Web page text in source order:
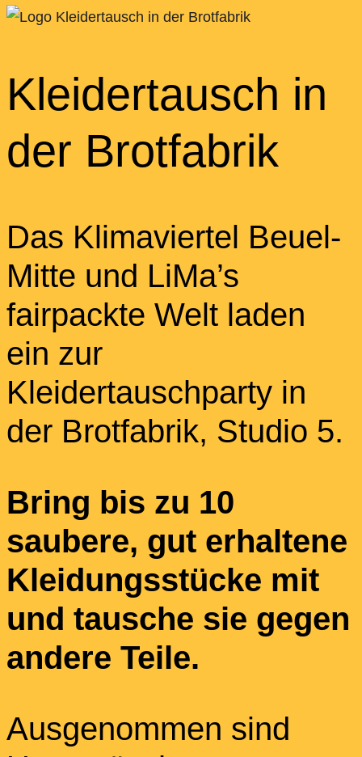
Kleidertausch in
der Brotfabrik
Das Klimaviertel Beuel-
Mitte und LiMa’s
fairpackte Welt laden
ein zur
Kleidertauschparty in
der Brotfabrik, Studio 5.
Bring bis zu 10
saubere, gut erhaltene
Kleidungsstücke mit
und tausche sie gegen
andere Teile.
Ausgenommen sind